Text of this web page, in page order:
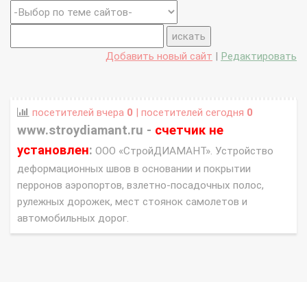
Добавить новый сайт Редактировать
посетителей вчера 0 | посетителей сегодня 0
www.stroydiamant.ru - счетчик не
установлен: ООО «СтройДИАМАНТ». Устройство
деформационных швов в основании и покрытии
перронов аэропортов, взлетно-посадочных полос,
рулежных дорожек, мест стоянок самолетов и
автомобильных дорог.